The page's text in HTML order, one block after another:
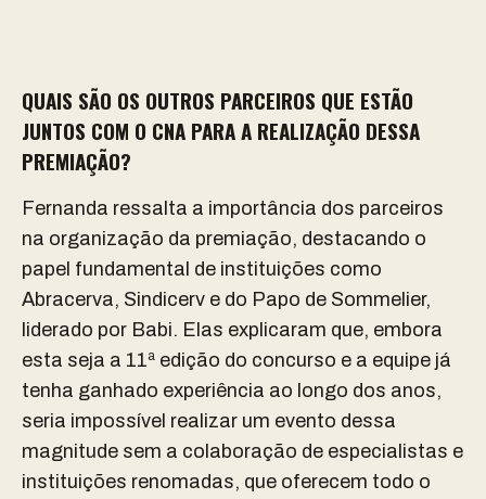
QUAIS SÃO OS OUTROS PARCEIROS QUE ESTÃO
JUNTOS COM O CNA PARA A REALIZAÇÃO DESSA
PREMIAÇÃO?
Fernanda ressalta a importância dos parceiros
na organização da premiação, destacando o
papel fundamental de instituições como
Abracerva, Sindicerv e do Papo de Sommelier,
liderado por Babi. Elas explicaram que, embora
esta seja a 11ª edição do concurso e a equipe já
tenha ganhado experiência ao longo dos anos,
seria impossível realizar um evento dessa
magnitude sem a colaboração de especialistas e
instituições renomadas, que oferecem todo o